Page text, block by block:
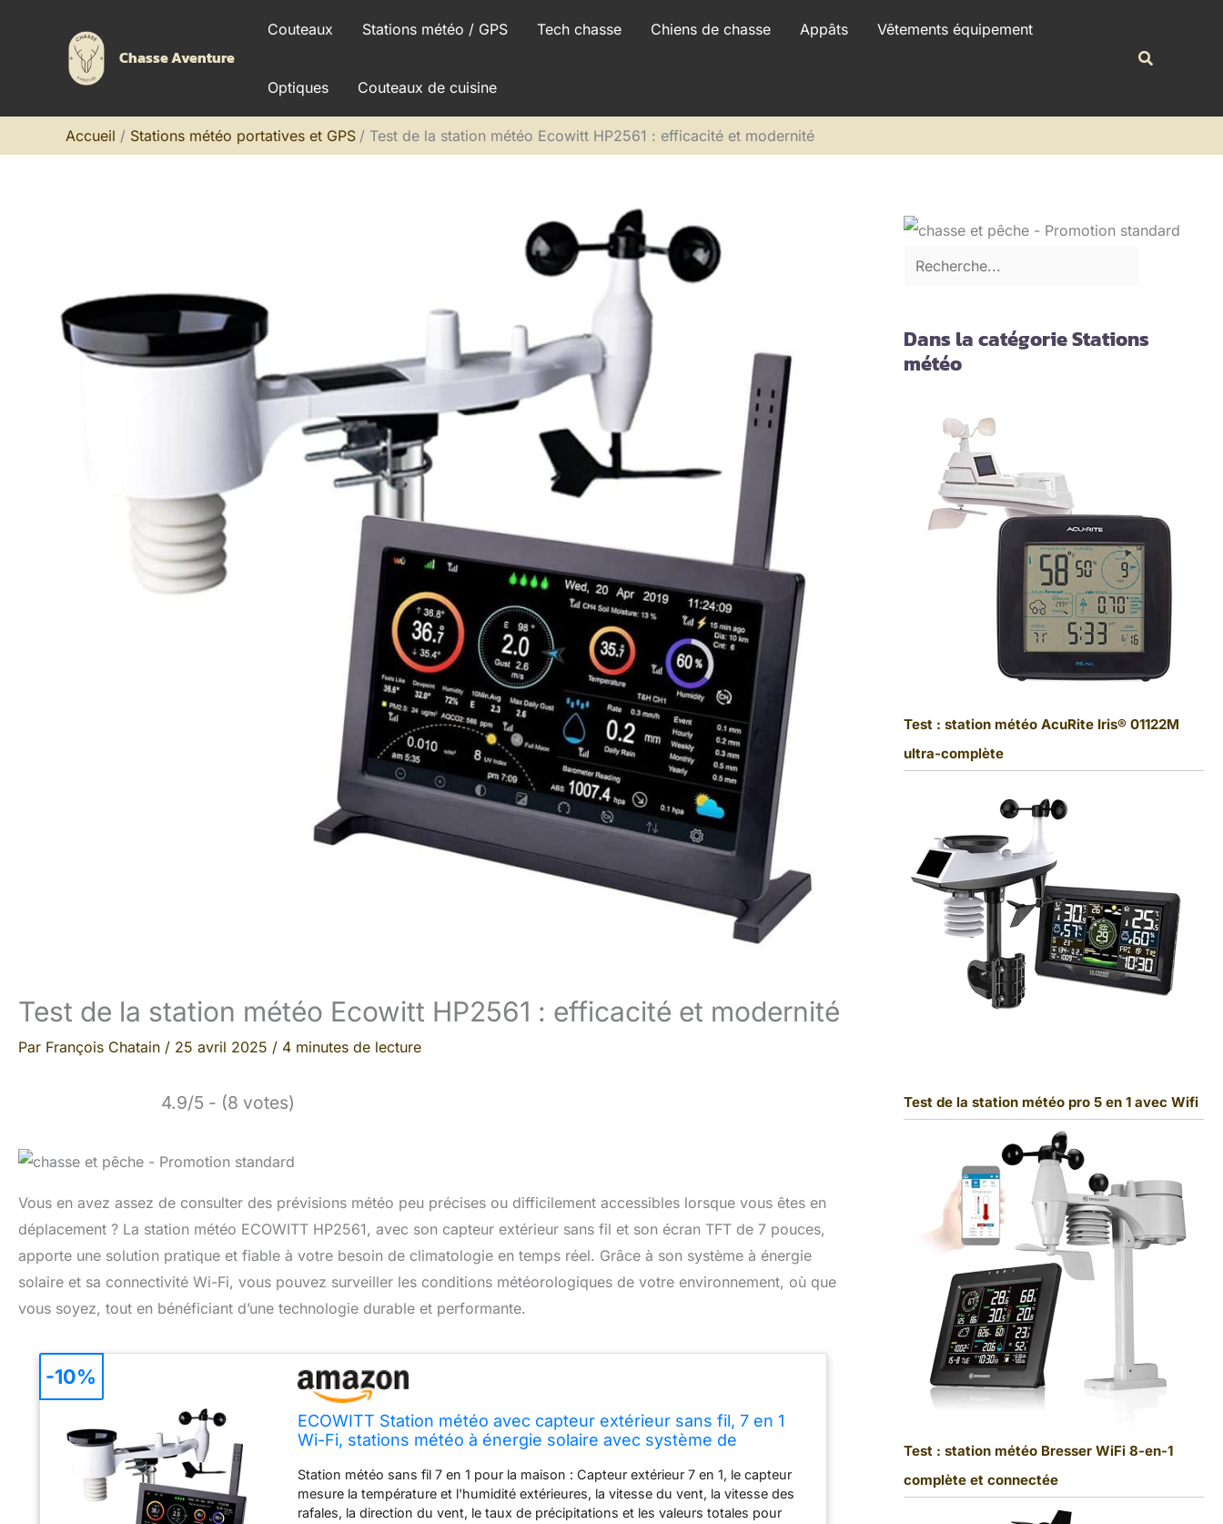
Chasse Aventure
Couteaux Stations météo / GPS Tech chasse Chiens de chasse Appâts Vêtements équipement
Optiques Couteaux de cuisine
Accueil Stations météo portatives et GPS Test de la station météo Ecowitt HP2561 : efficacité et modernité
Test de la station météo Ecowitt HP2561 : efficacité et modernité
Par François Chatain / 25 avril 2025 / 4 minutes de lecture
4.9/5 - (8 votes)
Vous en avez assez de consulter des prévisions météo peu précises ou difficilement accessibles lorsque vous êtes en
déplacement ? La station météo ECOWITT HP2561, avec son capteur extérieur sans fil et son écran TFT de 7 pouces,
apporte une solution pratique et fiable à votre besoin de climatologie en temps réel. Grâce à son système à énergie
solaire et sa connectivité Wi-Fi, vous pouvez surveiller les conditions météorologiques de votre environnement, où que
vous soyez, tout en bénéficiant d’une technologie durable et performante.
ECOWITT Station météo avec capteur extérieur sans fil, 7 en 1
Wi-Fi, stations météo à énergie solaire avec système de
Station météo sans fil 7 en 1 pour la maison : Capteur extérieur 7 en 1, le capteur
mesure la température et l'humidité extérieures, la vitesse du vent, la vitesse des
rafales, la direction du vent, le taux de précipitations et les valeurs totales pour
-10%
r
h
Dans la catégorie Stations
météo
Test : station météo AcuRite Iris® 01122M
ultra-complète
Test de la station météo pro 5 en 1 avec Wifi
Test : station météo Bresser WiFi 8-en-1
complète et connectée